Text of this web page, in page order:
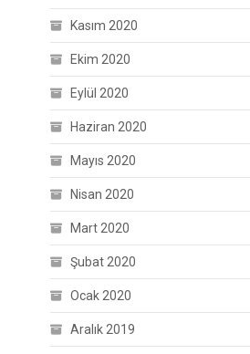
Kasım 2020
Ekim 2020
Eylül 2020
Haziran 2020
Mayıs 2020
Nisan 2020
Mart 2020
Şubat 2020
Ocak 2020
Aralık 2019